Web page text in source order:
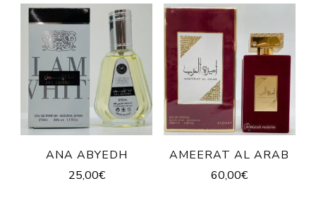
ANA ABYEDH
25,00€
AMEERAT AL ARAB
60,00€